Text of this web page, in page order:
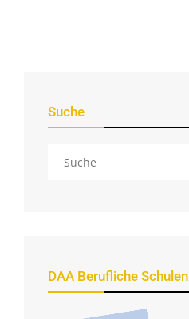
Suche
DAA Berufliche Schulen